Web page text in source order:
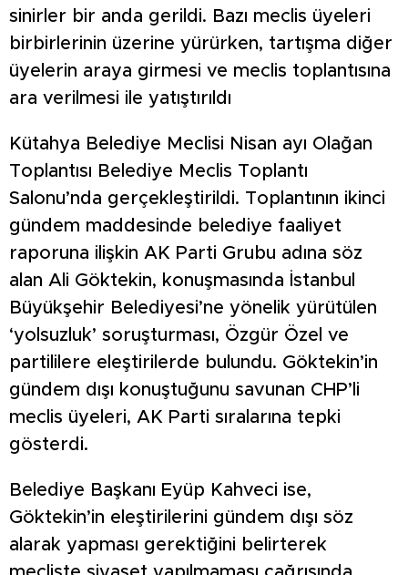
sinirler bir anda gerildi. Bazı meclis üyeleri
birbirlerinin üzerine yürürken, tartışma diğer
üyelerin araya girmesi ve meclis toplantısına
ara verilmesi ile yatıştırıldı
Kütahya Belediye Meclisi Nisan ayı Olağan
Toplantısı Belediye Meclis Toplantı
Salonu’nda gerçekleştirildi. Toplantının ikinci
gündem maddesinde belediye faaliyet
raporuna ilişkin AK Parti Grubu adına söz
alan Ali Göktekin, konuşmasında İstanbul
Büyükşehir Belediyesi’ne yönelik yürütülen
‘yolsuzluk’ soruşturması, Özgür Özel ve
partililere eleştirilerde bulundu. Göktekin’in
gündem dışı konuştuğunu savunan CHP’li
meclis üyeleri, AK Parti sıralarına tepki
gösterdi.
Belediye Başkanı Eyüp Kahveci ise,
Göktekin’in eleştirilerini gündem dışı söz
alarak yapması gerektiğini belirterek